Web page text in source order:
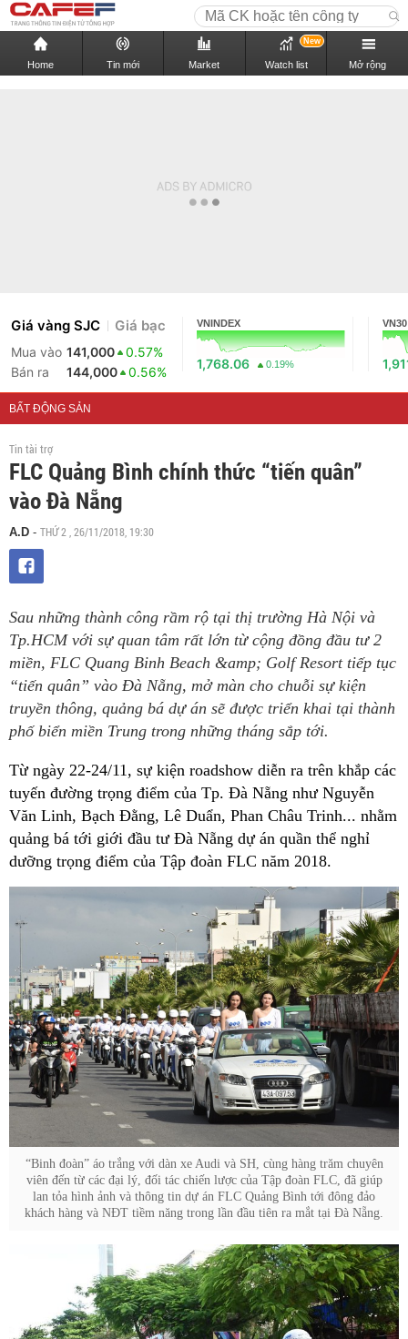
Home Tin mới Market Watch list
New
Mở rộng
Giá vàng SJC Giá bạc
Mua vào 141,000
0.57%
Bán ra
144,000 0.56%
VNINDEX
1,768.06 0.19%
VN30
BẤT ĐỘNG SẢN
Tin tài trợ
FLC Quảng Bình chính thức “tiến quân”
vào Đà Nẵng
A.D - THỨ 2 , 26/11/2018, 19:30
Sau những thành công rầm rộ tại thị trường Hà Nội và
Tp.HCM với sự quan tâm rất lớn từ cộng đồng đầu tư 2
miền, FLC Quang Binh Beach &amp; Golf Resort tiếp tục
“tiến quân” vào Đà Nẵng, mở màn cho chuỗi sự kiện
truyền thông, quảng bá dự án sẽ được triển khai tại thành
phố biển miền Trung trong những tháng sắp tới.
Từ ngày 22-24/11, sự kiện roadshow diễn ra trên khắp các
tuyến đường trọng điểm của Tp. Đà Nẵng như Nguyễn
Văn Linh, Bạch Đằng, Lê Duẩn, Phan Châu Trinh... nhằm
quảng bá tới giới đầu tư Đà Nẵng dự án quần thể nghỉ
dưỡng trọng điểm của Tập đoàn FLC năm 2018.
“Binh đoàn” áo trắng với dàn xe Audi và SH, cùng hàng trăm chuyên
viên đến từ các đại lý, đối tác chiến lược của Tập đoàn FLC, đã giúp
lan tỏa hình ảnh và thông tin dự án FLC Quảng Bình tới đông đảo
khách hàng và NĐT tiềm năng trong lần đầu tiên ra mắt tại Đà Nẵng.